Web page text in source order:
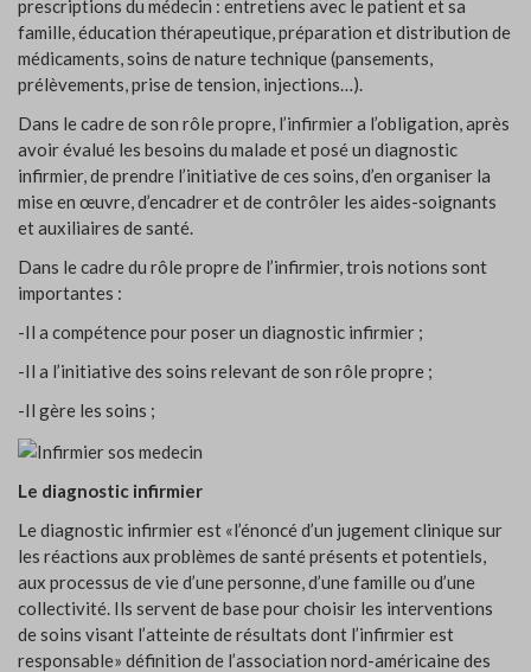
prescriptions du médecin : entretiens avec le patient et sa
famille, éducation thérapeutique, préparation et distribution de
médicaments, soins de nature technique (pansements,
prélèvements, prise de tension, injections…).
Dans le cadre de son rôle propre, l’infirmier a l’obligation, après
avoir évalué les besoins du malade et posé un diagnostic
infirmier, de prendre l’initiative de ces soins, d’en organiser la
mise en œuvre, d’encadrer et de contrôler les aides-soignants
et auxiliaires de santé.
Dans le cadre du rôle propre de l’infirmier, trois notions sont
importantes :
-Il a compétence pour poser un diagnostic infirmier ;
-Il a l’initiative des soins relevant de son rôle propre ;
-Il gère les soins ;
Le diagnostic infirmier
Le diagnostic infirmier est «l’énoncé d’un jugement clinique sur
les réactions aux problèmes de santé présents et potentiels,
aux processus de vie d’une personne, d’une famille ou d’une
collectivité. Ils servent de base pour choisir les interventions
de soins visant l’atteinte de résultats dont l’infirmier est
responsable» définition de l’association nord-américaine des